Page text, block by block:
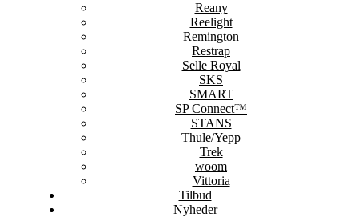
Reany
Reelight
Remington
Restrap
Selle Royal
SKS
SMART
SP Connect™
STANS
Thule/Yepp
Trek
woom
Vittoria
Tilbud
Nyheder